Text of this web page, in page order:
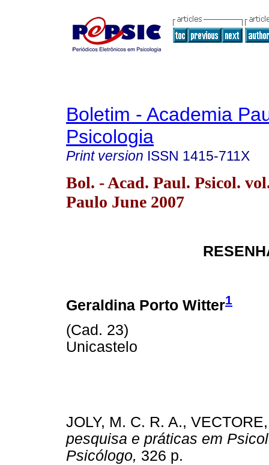
Boletim - Academia
Psicologia
Print version ISSN 1415-711X
Bol. - Acad. Paul. Psicol.
Paulo June 2007
Geraldina Porto Witter1
(Cad. 23)
Unicastelo
JOLY, M. C. R. A.,
pesquisa e práticas em
Psicólogo, 326 p.